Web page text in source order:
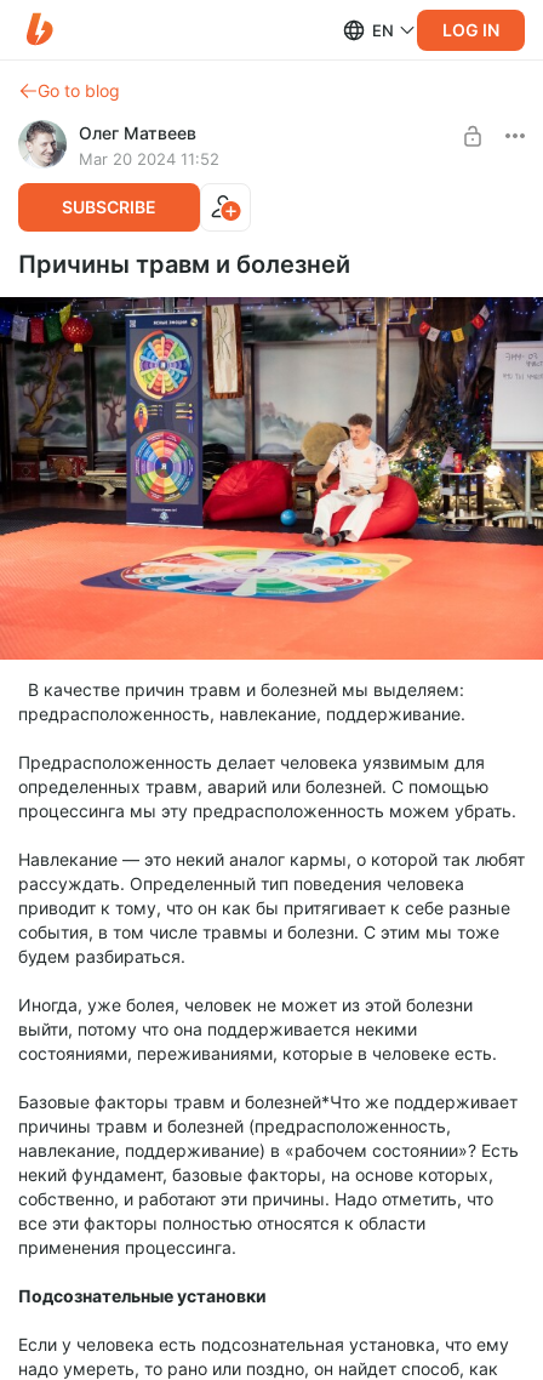
EN LOG IN
Go to blog
Олег Матвеев
Mar 20 2024 11:52
SUBSCRIBE
Причины травм и болезней
В качестве причин травм и болезней мы выделяем:
предрасположенность, навлекание, поддерживание.
Предрасположенность делает человека уязвимым для
определенных травм, аварий или болезней. С помощью
процессинга мы эту предрасположенность можем убрать.
Навлекание — это некий аналог кармы, о которой так любят
рассуждать. Определенный тип поведения человека
приводит к тому, что он как бы притягивает к себе разные
события, в том числе травмы и болезни. С этим мы тоже
будем разбираться.
Иногда, уже болея, человек не может из этой болезни
выйти, потому что она поддерживается некими
состояниями, переживаниями, которые в человеке есть.
Базовые факторы травм и болезней*Что же поддерживает
причины травм и болезней (предрасположенность,
навлекание, поддерживание) в «рабочем состоянии»? Есть
некий фундамент, базовые факторы, на основе которых,
собственно, и работают эти причины. Надо отметить, что
все эти факторы полностью относятся к области
применения процессинга.
Подсознательные установки
Если у человека есть подсознательная установка, что ему
надо умереть, то рано или поздно, он найдет способ, как